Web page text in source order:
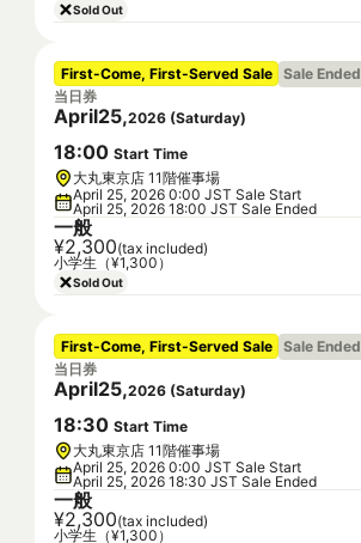
Sold Out
First-Come, First-Served Sale Sale Ended
当日券
April25,2026 (Saturday)
18:00 Start Time
大丸東京店 11階催事場
April 25, 2026 0:00 JST Sale Start
April 25, 2026 18:00 JST Sale Ended
一般
¥2,300(tax included)
小学生（¥1,300）
Sold Out
First-Come, First-Served Sale Sale Ended
当日券
April25,2026 (Saturday)
18:30 Start Time
大丸東京店 11階催事場
April 25, 2026 0:00 JST Sale Start
April 25, 2026 18:30 JST Sale Ended
一般
¥2,300(tax included)
小学生（¥1,300）